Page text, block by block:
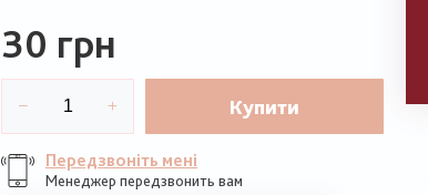
30 грн
Купити
Передзвоніть мені
Менеджер передзвонить вам